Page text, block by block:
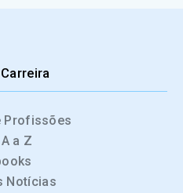
Profissões
a Z
Notícias